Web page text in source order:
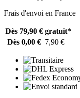
Frais d'envoi en France
Dès 79,90 € gratuit*
Dès 0,00 € 7,90 €